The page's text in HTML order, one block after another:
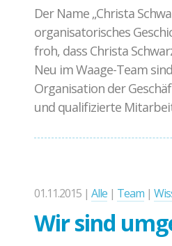
Der Name „Christa
organisatorisches
froh, dass Christa
Neu im Waage-Team
Organisation der
und qualifizierte
01.11.2015 | Alle | Team |
Wir sind